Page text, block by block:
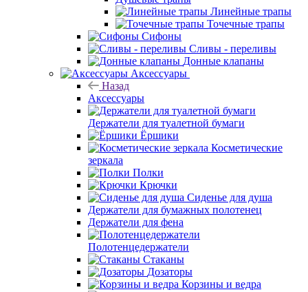
Линейные трапы
Точечные трапы
Сифоны
Сливы - переливы
Донные клапаны
Аксессуары
Назад
Аксессуары
Держатели для туалетной бумаги
Ёршики
Косметические
зеркала
Полки
Крючки
Сиденье для душа
Держатели для бумажных полотенец
Держатели для фена
Полотенцедержатели
Стаканы
Дозаторы
Корзины и ведра